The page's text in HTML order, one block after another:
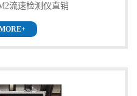
流速检测仪直销